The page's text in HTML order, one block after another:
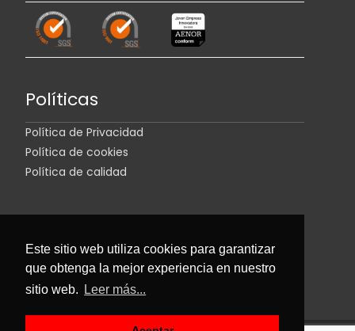
Este sitio web utiliza cookies para garantizar
que obtenga la mejor experiencia en nuestro
sitio web.
Leer más...
Políticas
Política de Privacidad
Política de cookies
Política de calidad